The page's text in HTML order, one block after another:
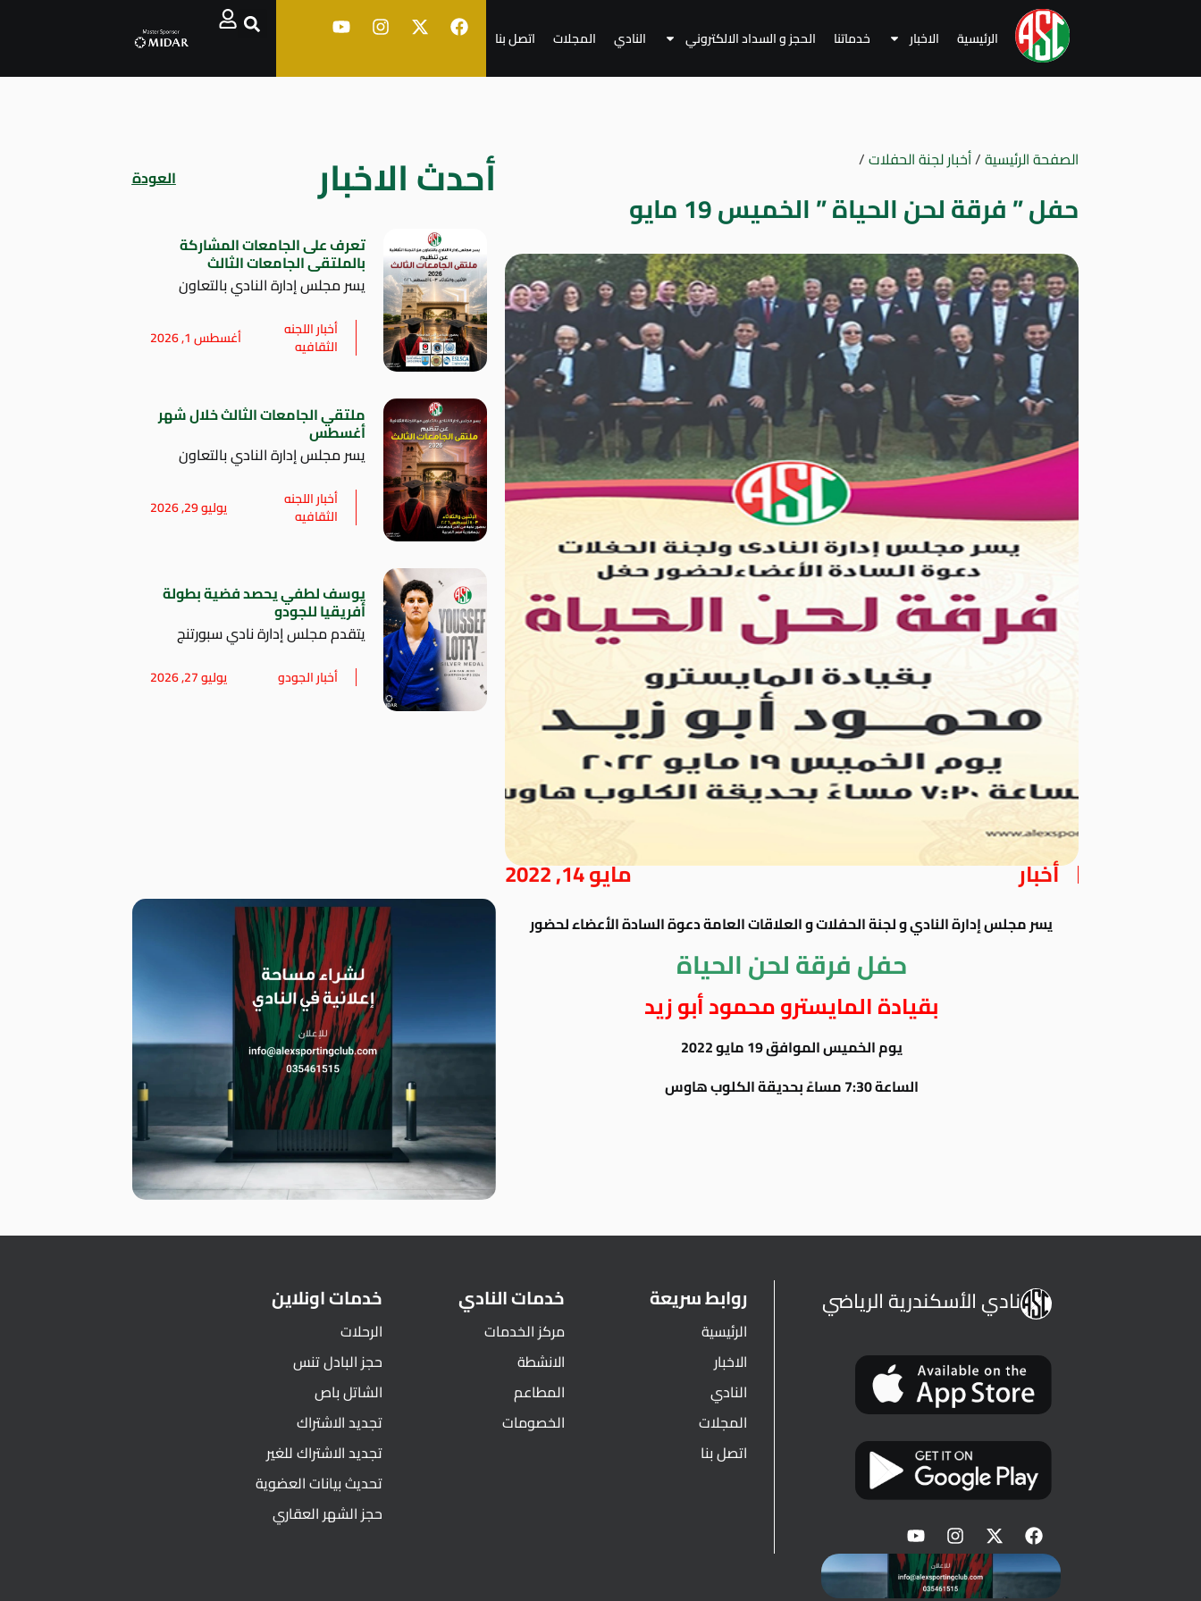
الرئيسية الاخبار خدماتنا الحجز و السداد الالكتروني النادي المجلات اتصل بنا
الصفحة الرئيسية/أخبار لجنة الحفلات/
حفل ” فرقة لحن الحياة ” الخميس 19 مايو
أخبار مايو 14, 2022
يسر مجلس إدارة النادي و لجنة الحفلات و العلاقات العامة دعوة السادة الأعضاء لحضور
حفل فرقة لحن الحياة
بقيادة المايسترو محمود أبو زيد
يوم الخميس الموافق 19 مايو 2022
الساعة 7:30 مساءً بحديقة الكلوب هاوس
أحدث الاخبار العودة
تعرف على الجامعات المشاركة
بالملتقى الجامعات الثالث
يسر مجلس إدارة النادي بالتعاون
أخبار اللجنه
الثقافيه أغسطس 1, 2026
ملتقي الجامعات الثالث خلال شهر
أغسطس
يسر مجلس إدارة النادي بالتعاون
أخبار اللجنه
الثقافيه يوليو 29, 2026
يوسف لطفي يحصد فضية بطولة
أفريقيا للجودو
يتقدم مجلس إدارة نادي سبورتنج
أخبار الجودو يوليو 27, 2026
نادي الأسكندرية الرياضي روابط سريعة
الرئيسية
الاخبار
النادي
المجلات
اتصل بنا
خدمات النادي
مركز الخدمات
الانشطة
المطاعم
الخصومات
خدمات اونلاين
الرحلات
حجز البادل تنس
الشاتل باص
تجديد الاشتراك
تجديد الاشتراك للغير
تحديث بيانات العضوية
حجز الشهر العقاري